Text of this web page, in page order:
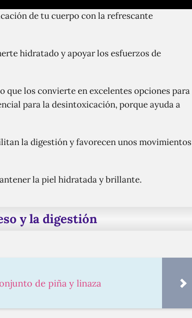
de tu cuerpo con la refrescante
hidratado y apoyar los esfuerzos de
que los convierte en excelentes opciones para
para la desintoxicación, porque ayuda a
la digestión y favorecen unos movimientos
la piel hidratada y brillante.
y la digestión
de piña y linaza